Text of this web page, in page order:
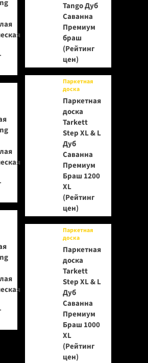
Tango Дуб
Саванна
Премиум
браш
(Рейтинг
цен)
Паркетная
доска
Паркетная
доска
Tarkett
Step XL & L
Дуб
Саванна
Премиум
Браш 1200
XL
(Рейтинг
цен)
Паркетная
доска
Паркетная
доска
Tarkett
Step XL & L
Дуб
Саванна
Премиум
Браш 1000
XL
(Рейтинг
цен)